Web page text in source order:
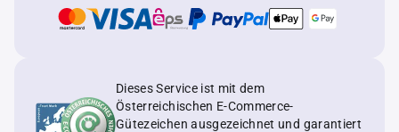
Dieses Service ist mit dem
Österreichischen E-Commerce-
Gütezeichen ausgezeichnet und garantiert